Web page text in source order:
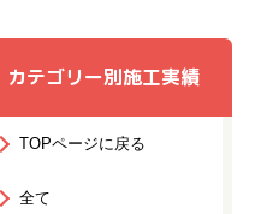
カテゴリー別施工実績
TOPページに戻る
全て